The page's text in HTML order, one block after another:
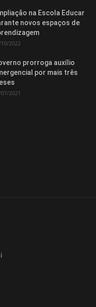
na Escola Educar
novos espaços de
2022
prorroga auxílio
por mais três
2021